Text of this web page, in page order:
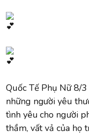
Quốc Tế Phụ Nữ 8/
những người yêu
tình yêu cho người
thầm, vất vả của họ